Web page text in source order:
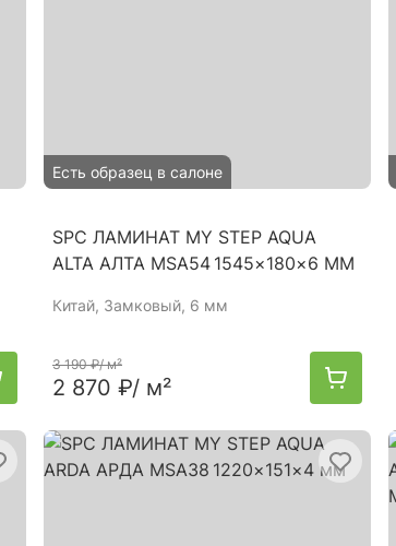
Есть образец в салоне
SPC ЛАМИНАТ MY STEP AQUA
ALTA АЛТА MSA54 1545×180×6 ММ
Китай, Замковый, 6 мм
3 190 ₽/ м²
2 870 ₽/ м²